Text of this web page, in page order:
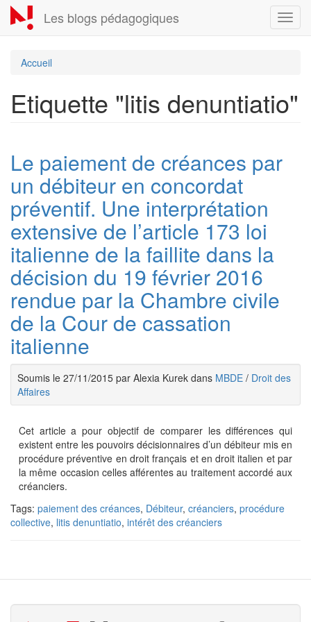
Aller
au
contenu
Les blogs pédagogiques
Accueil
Etiquette "litis denuntiatio"
Le paiement de créances par
un débiteur en concordat
préventif. Une interprétation
extensive de l’article 173 loi
italienne de la faillite dans la
décision du 19 février 2016
rendue par la Chambre civile
de la Cour de cassation
italienne
Soumis le 27/11/2015 par Alexia Kurek dans MBDE / Droit des
Affaires
Cet article a pour objectif de comparer les différences qui
existent entre les pouvoirs décisionnaires d’un débiteur mis en
procédure préventive en droit français et en droit italien et par
la même occasion celles afférentes au traitement accordé aux
créanciers.
Tags: paiement des créances, Débiteur, créanciers, procédure
collective, litis denuntiatio, intérêt des créanciers